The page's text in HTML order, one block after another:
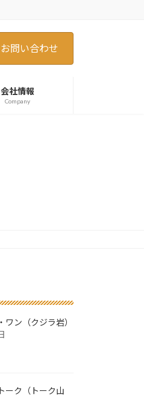
問い合わせ
会社情報
Company
ワン（クジラ岩）
ーク（トーク山